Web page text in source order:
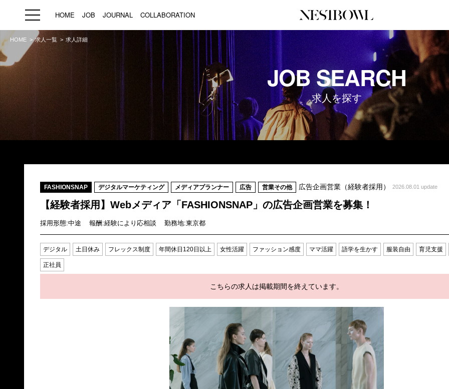
HOME JOB JOURNAL COLLABORATION
HOME JOB
求人検索
新着求人
ブランド一覧
JOURNAL
インタビュー
エデュケーション
ニュース＆イベント
データ
COLLABORATION
コラボ募集一覧
コラボ募集記事
コラボ実績案内
初め
Q&A
HOME 求人一覧 求人詳細
JOB SEARCH
求人を探す
FASHIONSNAP デジタルマーケティング メディアプランナー 広告 営業その他 広告企画営業（経験者採用） 2026.08.01 update
【経験者採用】Webメディア「FASHIONSNAP」の広告企画営業を募集！
採用形態:中途 報酬:経験により応相談 勤務地:東京都
デジタル 土日休み フレックス制度 年間休日120日以上 女性活躍 ファッション感度 ママ活躍 語学を生かす 服装自由 育児支援
正社員
こちらの求人は掲載期間を終えています。